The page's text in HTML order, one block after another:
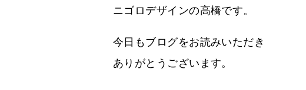
ニゴロデザインの高橋です。
今日もブログをお読みいただき
ありがとうございます。